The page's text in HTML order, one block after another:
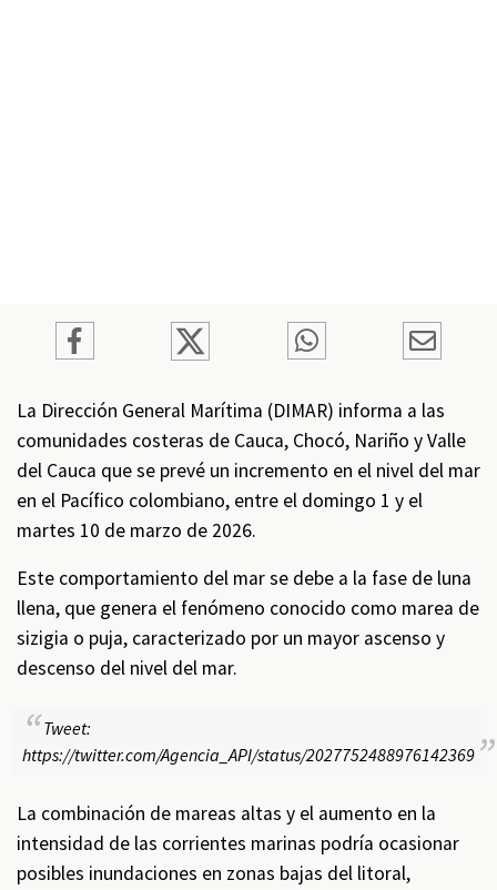
La Dirección General Marítima (DIMAR) informa a las
comunidades costeras de Cauca, Chocó, Nariño y Valle
del Cauca que se prevé un incremento en el nivel del mar
en el Pacífico colombiano, entre el domingo 1 y el
martes 10 de marzo de 2026.
Este comportamiento del mar se debe a la fase de luna
llena, que genera el fenómeno conocido como marea de
sizigia o puja, caracterizado por un mayor ascenso y
descenso del nivel del mar.
Tweet:
https://twitter.com/Agencia_API/status/2027752488976142369
La combinación de mareas altas y el aumento en la
intensidad de las corrientes marinas podría ocasionar
posibles inundaciones en zonas bajas del litoral,